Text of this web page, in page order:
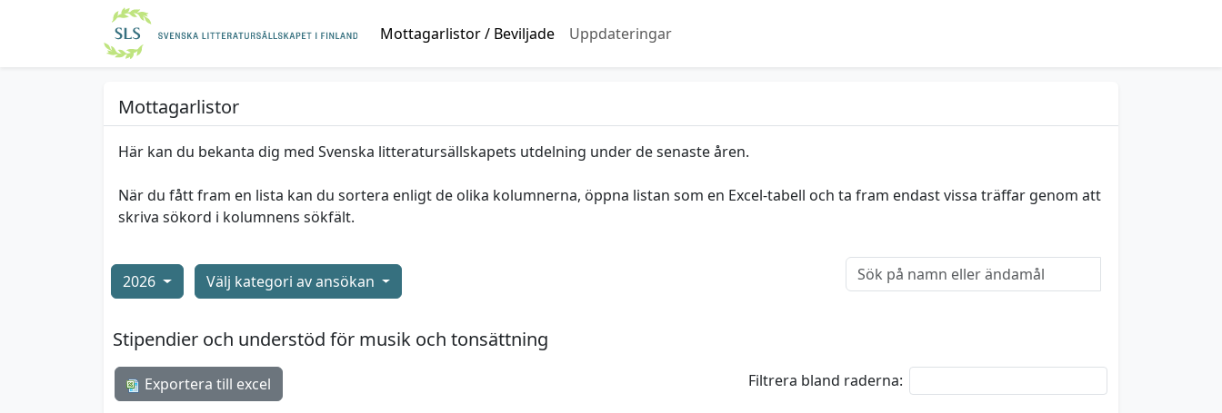
Mottagarlistor / Beviljade Uppdateringar
Mottagarlistor
Här kan du bekanta dig med Svenska litteratursällskapets utdelning under de senaste åren.
När du fått fram en lista kan du sortera enligt de olika kolumnerna, öppna listan som en Excel-tabell och ta fram endast vissa träffar genom att
skriva sökord i kolumnens sökfält.
2026 Välj kategori av ansökan
Stipendier och understöd för musik och tonsättning
Exportera till excel Filtrera bland raderna: